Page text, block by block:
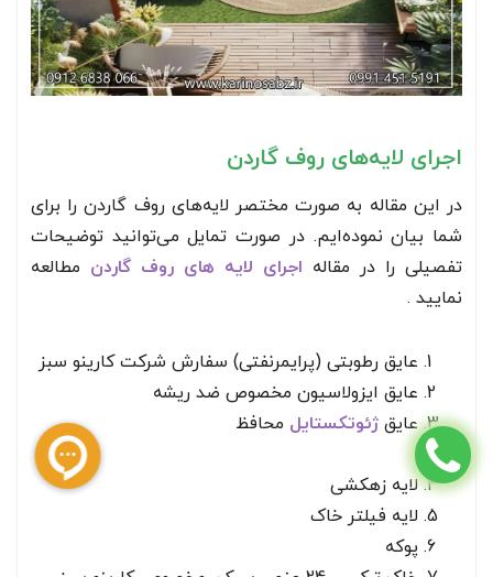
اجرای لایه‌های روف گاردن
در این مقاله به صورت مختصر لایه‌های روف گاردن را برای
شما بیان نموده‌ایم. در صورت تمایل می‌توانید توضیحات
تفصیلی را در مقاله اجرای لایه های روف گاردن مطالعه
نمایید .
عایق رطوبتی (پرایمرنفتی) سفارش شرکت کارینو سبز
عایق ایزولاسیون مخصوص ضد ریشه
عایق ژئوتکستایل محافظ
لایه زهکشی
لایه فیلتر خاک
پوکه